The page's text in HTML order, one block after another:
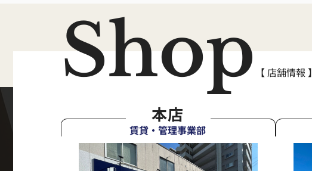
Shop 【 店舗情報 】
本店
賃貸・管理事業部